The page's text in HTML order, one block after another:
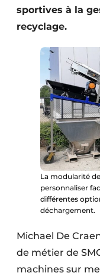
sportives à la
recyclage.
La modularité
personnaliser
différentes
déchargement.
Michael De
de métier de
machines sur